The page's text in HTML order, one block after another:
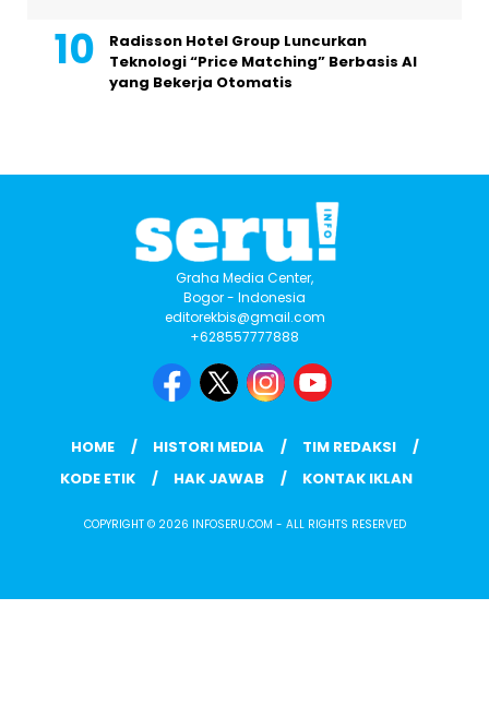
Radisson Hotel Group Luncurkan
Teknologi “Price Matching” Berbasis AI
yang Bekerja Otomatis
Graha Media Center,
Bogor - Indonesia
editorekbis@gmail.com
+628557777888
HOME HISTORI MEDIA
TIM REDAKSI
KODE ETIK
HAK JAWAB KONTAK IKLAN
COPYRIGHT © 2026 INFOSERU.COM - ALL RIGHTS RESERVED